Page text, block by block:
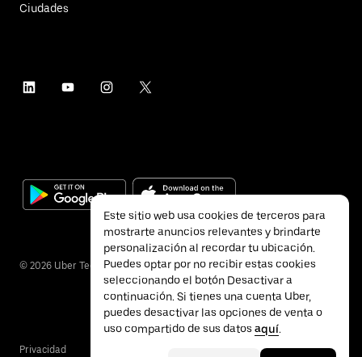
Ciudades
© 2026 Uber Technologies Inc.
Privacidad
Este sitio web usa cookies de terceros para
mostrarte anuncios relevantes y brindarte
personalización al recordar tu ubicación.
Puedes optar por no recibir estas cookies
seleccionando el botón Desactivar a
continuación. Si tienes una cuenta Uber,
puedes desactivar las opciones de venta o
uso compartido de sus datos aquí.